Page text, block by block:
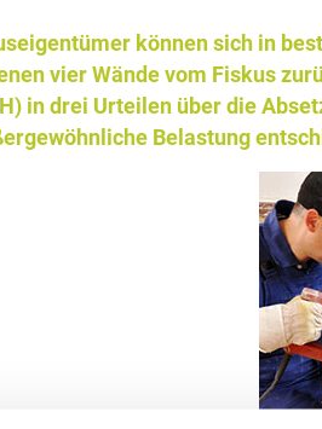
können sich in
vier Wände vom Fiskus
in drei Urteilen über die
Belastung